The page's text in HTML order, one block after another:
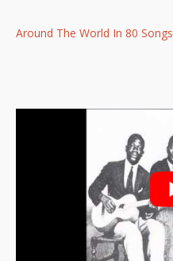
Around The World In 80 Songs